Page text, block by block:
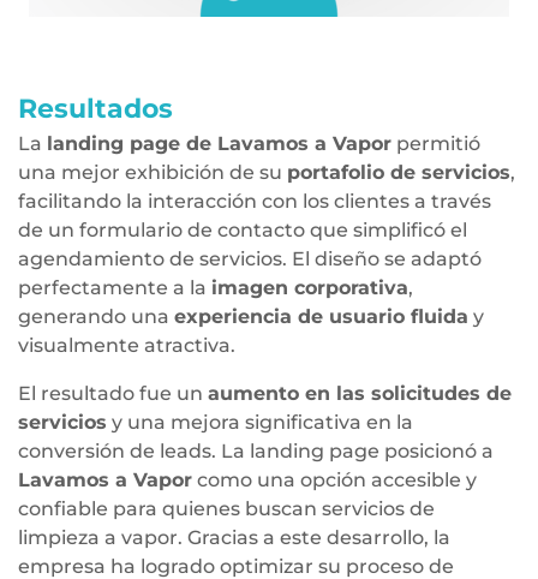
Resultados
La landing page de Lavamos a Vapor permitió
una mejor exhibición de su portafolio de servicios,
facilitando la interacción con los clientes a través
de un formulario de contacto que simplificó el
agendamiento de servicios. El diseño se adaptó
perfectamente a la imagen corporativa,
generando una experiencia de usuario fluida y
visualmente atractiva.
El resultado fue un aumento en las solicitudes de
servicios y una mejora significativa en la
conversión de leads. La landing page posicionó a
Lavamos a Vapor como una opción accesible y
confiable para quienes buscan servicios de
limpieza a vapor. Gracias a este desarrollo, la
empresa ha logrado optimizar su proceso de